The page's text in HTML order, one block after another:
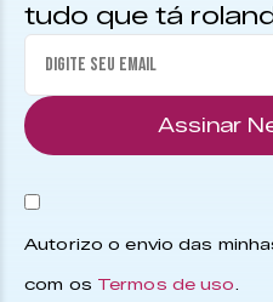
tudo que tá
Assinar
Autorizo o envio das
com os Termos de uso.